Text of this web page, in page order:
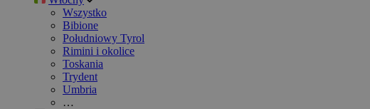
Wszystko
Bibione
Południowy Tyrol
Rimini i okolice
Toskania
Trydent
Umbria
…